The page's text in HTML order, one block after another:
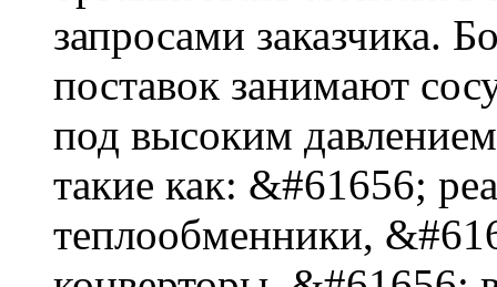
запросами заказчика.
поставок занимают
под высоким
такие как: &#61656;
теплообменники,